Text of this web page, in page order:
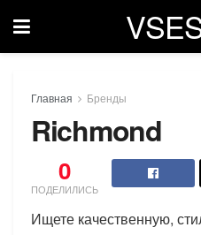
Главная Бренды
Richmond
0
ПОДЕЛИЛИСЬ
Ищете качественную,